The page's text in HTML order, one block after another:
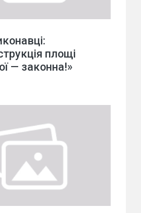
площі
— законна!»